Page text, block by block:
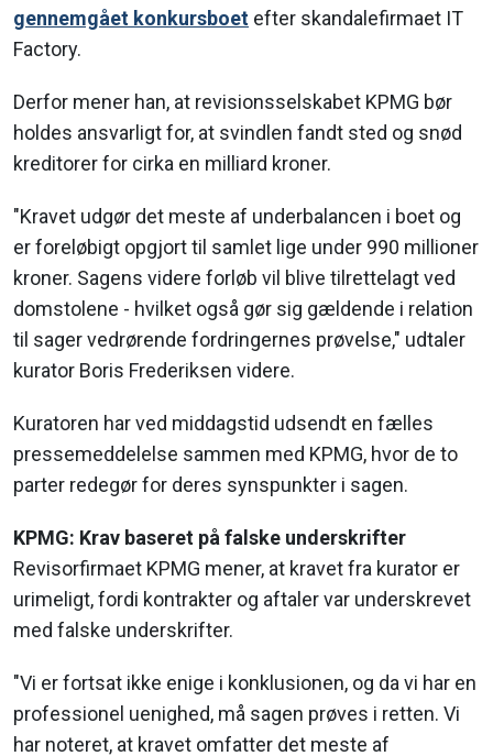
gennemgået konkursboet efter skandalefirmaet IT
Factory.
Derfor mener han, at revisionsselskabet KPMG bør
holdes ansvarligt for, at svindlen fandt sted og snød
kreditorer for cirka en milliard kroner.
"Kravet udgør det meste af underbalancen i boet og
er foreløbigt opgjort til samlet lige under 990 millioner
kroner. Sagens videre forløb vil blive tilrettelagt ved
domstolene - hvilket også gør sig gældende i relation
til sager vedrørende fordringernes prøvelse," udtaler
kurator Boris Frederiksen videre.
Kuratoren har ved middagstid udsendt en fælles
pressemeddelelse sammen med KPMG, hvor de to
parter redegør for deres synspunkter i sagen.
KPMG: Krav baseret på falske underskrifter
Revisorfirmaet KPMG mener, at kravet fra kurator er
urimeligt, fordi kontrakter og aftaler var underskrevet
med falske underskrifter.
"Vi er fortsat ikke enige i konklusionen, og da vi har en
professionel uenighed, må sagen prøves i retten. Vi
har noteret, at kravet omfatter det meste af